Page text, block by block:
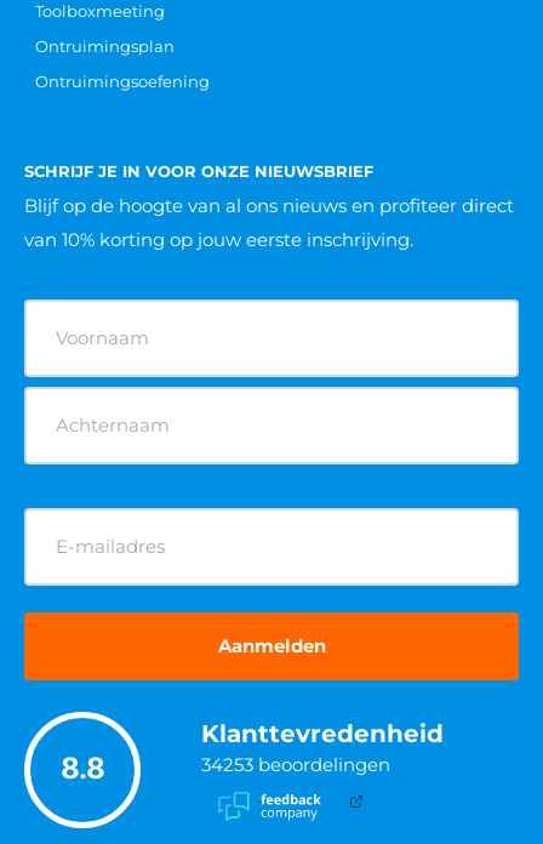
Toolboxmeeting
Ontruimingsplan
Ontruimingsoefening
SCHRIJF JE IN VOOR ONZE NIEUWSBRIEF
Blijf op de hoogte van al ons nieuws en profiteer direct
van 10% korting op jouw eerste inschrijving.
(Vereist)
E-
(Vereist)
8.8
Klanttevredenheid
34253 beoordelingen